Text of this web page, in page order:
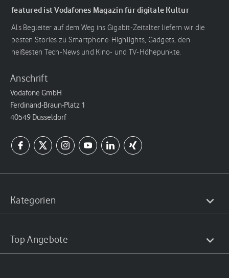
featured ist Vodafones Magazin für digitale Kultur
Als Begleiter auf dem Weg ins Gigabit-Zeitalter liefern wir die
besten Stories zu Smartphone-Highlights, Gadgets, den
heißesten Tech-News und Kino- und TV-Höhepunkte.
Anschrift
Vodafone GmbH
Ferdinand-Braun-Platz 1
40549 Düsseldorf
Kategorien
Top Angebote